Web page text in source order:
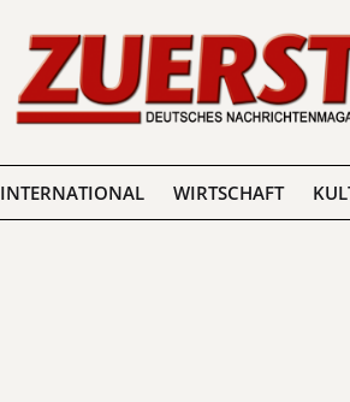
INTERNATIONAL WIRTSCHAFT